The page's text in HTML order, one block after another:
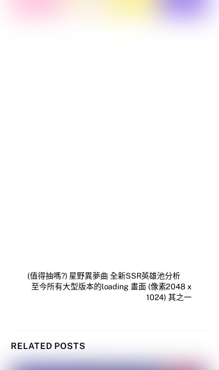
(值得抽嗎?) 星野異夢曲 全新SSR英雄池分析
至今所有大型版本的loading 畫面 (像素2048 x
1024) 其之一
RELATED POSTS